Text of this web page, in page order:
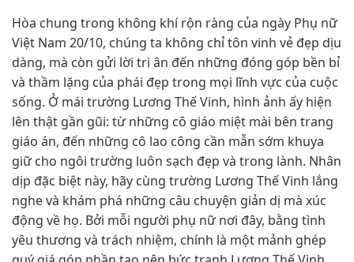
Hòa chung trong không khí rộn ràng của ngày Phụ nữ
Việt Nam 20/10, chúng ta không chỉ tôn vinh vẻ đẹp dịu
dàng, mà còn gửi lời tri ân đến những đóng góp bền bỉ
và thầm lặng của phái đẹp trong mọi lĩnh vực của cuộc
sống. Ở mái trường Lương Thế Vinh, hình ảnh ấy hiện
lên thật gần gũi: từ những cô giáo miệt mài bên trang
giáo án, đến những cô lao công cần mẫn sớm khuya
giữ cho ngôi trường luôn sạch đẹp và trong lành. Nhân
dịp đặc biệt này, hãy cùng trường Lương Thế Vinh lắng
nghe và khám phá những câu chuyện giản dị mà xúc
động về họ. Bởi mỗi người phụ nữ nơi đây, bằng tình
yêu thương và trách nhiệm, chính là một mảnh ghép